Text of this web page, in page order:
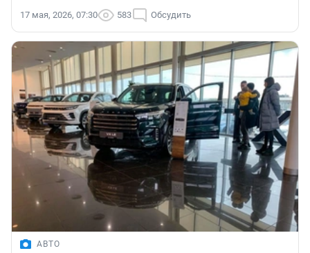
17 мая, 2026, 07:30 583 Обсудить
АВТО